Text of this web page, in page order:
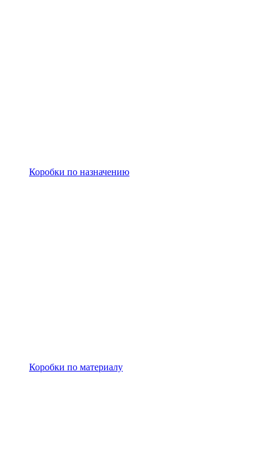
Коробки по назначению
Коробки по материалу